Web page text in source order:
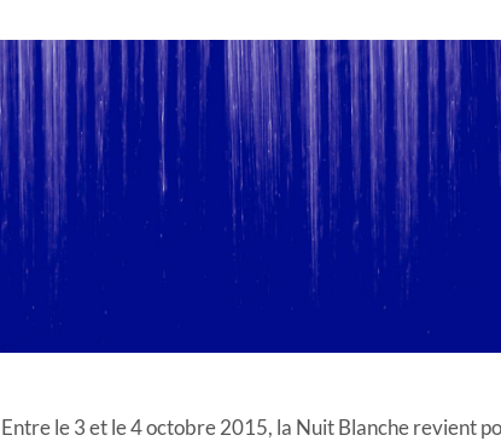
Entre le 3 et le 4 octobre 2015, la Nuit Blanche revient